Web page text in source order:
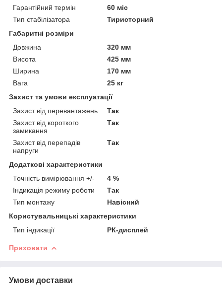
Гарантійний термін
60 міс
Тип стабілізатора
Тиристорний
Габаритні розміри
Довжина
320 мм
Висота
425 мм
Ширина
170 мм
Вага
25 кг
Захист та умови експлуатації
Захист від перевантажень
Так
Захист від короткого
замикання
Так
Захист від перепадів
напруги
Так
Додаткові характеристики
Точність вимірювання +/-
4 %
Індикація режиму роботи
Так
Тип монтажу
Навісний
Користувальницькі характеристики
Тип індикації
РК-дисплей
Приховати
Умови доставки